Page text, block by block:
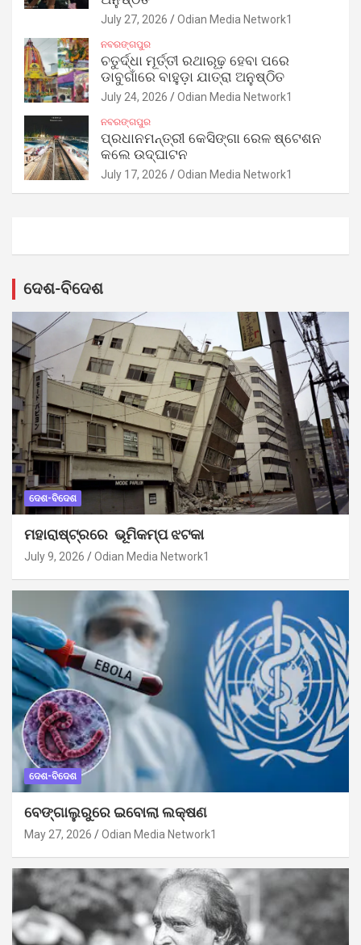
July 27, 2026 Odian Media Network1
ନବରଙ୍ଗପୁର
ଚତୁର୍ଦ୍ଧା ମୂର୍ତ୍ତୀ ରଥାରୂଢ଼ ହେବା ପରେ
ଡାବୁଗାଁରେ ବାହୁଡ଼ା ଯାତ୍ରା ଅନୁଷ୍ଠିତ
July 24, 2026 Odian Media Network1
ନବରଙ୍ଗପୁର
ପ୍ରଧାନମନ୍ତ୍ରୀ କେସିଙ୍ଗା ରେଳ ଷ୍ଟେଶନ
କଲେ ଉଦ୍‌ଘାଟନ
July 17, 2026 Odian Media Network1
ଦେଶ-ବିଦେଶ
ଦେଶ-ବିଦେଶ
ମହାରାଷ୍ଟ୍ରରେ ଭୂମିକମ୍ପ ଝଟକା
July 9, 2026 Odian Media Network1
ଦେଶ-ବିଦେଶ
ବେଙ୍ଗାଲୁରୁରେ ଇବୋଲା ଲକ୍ଷଣ
May 27, 2026 Odian Media Network1